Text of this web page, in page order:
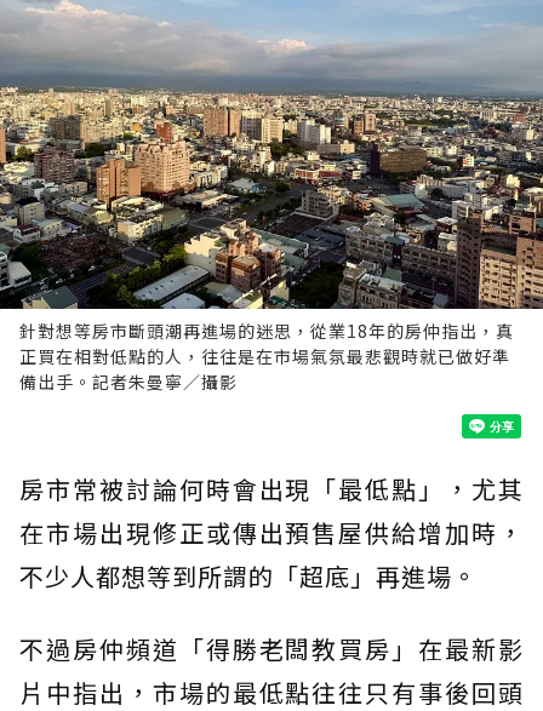
針對想等房市斷頭潮再進場的迷思，從業18年的房仲指出，真
正買在相對低點的人，往往是在市場氣氛最悲觀時就已做好準
備出手。記者朱曼寧／攝影
房市常被討論何時會出現「最低點」，尤其
在市場出現修正或傳出預售屋供給增加時，
不少人都想等到所謂的「超底」再進場。
不過房仲頻道「得勝老闆教買房」在最新影
片中指出，市場的最低點往往只有事後回頭